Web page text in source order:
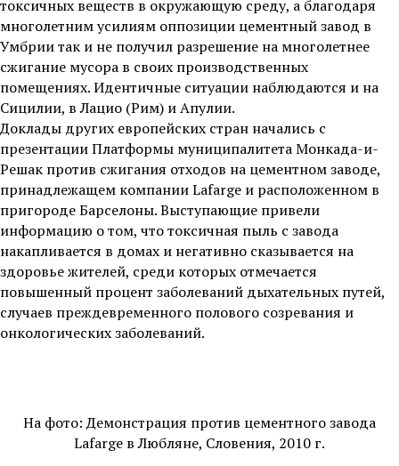
токсичных веществ в окружающую среду, а благодаря
многолетним усилиям оппозиции цементный завод в
Умбрии так и не получил разрешение на многолетнее
сжигание мусора в своих производственных
помещениях. Идентичные ситуации наблюдаются и на
Сицилии, в Лацио (Рим) и Апулии.
Доклады других европейских стран начались с
презентации Платформы муниципалитета Монкада-и-
Решак против сжигания отходов на цементном заводе,
принадлежащем компании Lafarge и расположенном в
пригороде Барселоны. Выступающие привели
информацию о том, что токсичная пыль с завода
накапливается в домах и негативно сказывается на
здоровье жителей, среди которых отмечается
повышенный процент заболеваний дыхательных путей,
случаев преждевременного полового созревания и
онкологических заболеваний.
На фото: Демонстрация против цементного завода
Lafarge в Любляне, Словения, 2010 г.